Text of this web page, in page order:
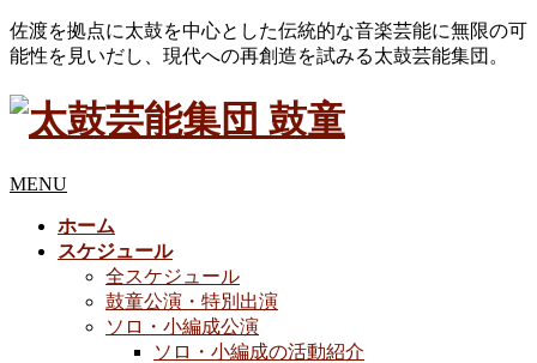
佐渡を拠点に太鼓を中心とした伝統的な音楽芸能に無限の可
能性を見いだし、現代への再創造を試みる太鼓芸能集団。
MENU
ホーム
スケジュール
全スケジュール
鼓童公演・特別出演
ソロ・小編成公演
ソロ・小編成の活動紹介